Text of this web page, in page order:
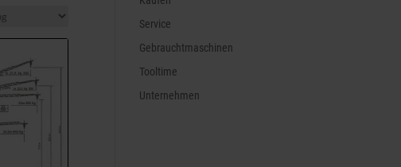
Service
Gebrauchtmaschinen
Tooltime
Unternehmen